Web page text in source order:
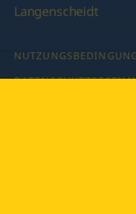
Langenscheidt